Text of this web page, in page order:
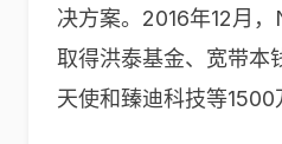
决方案。2016年12月
取得洪泰基金、宽带本
天使和臻迪科技等1500